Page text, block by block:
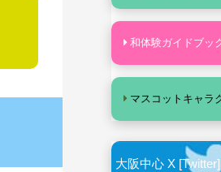
和体験ガイドブッ
マスコットキャラ
大阪中心 X [Twitter]